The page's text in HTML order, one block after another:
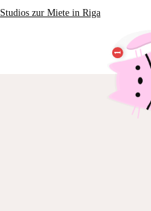
Studios zur Miete in Riga